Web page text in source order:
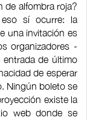
de alfombra roja?
sí ocurre: la
una invitación es
organizadores -
de último
de esperar
Ningún boleto se
existe la
web donde se